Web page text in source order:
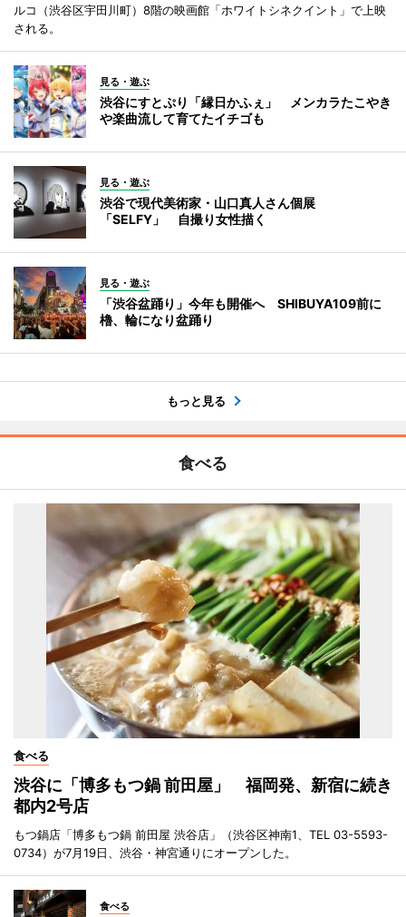
ルコ（渋谷区宇田川町）8階の映画館「ホワイトシネクイント」で上映
される。
見る・遊ぶ
渋谷にすとぷり「縁日かふぇ」 メンカラたこやき
や楽曲流して育てたイチゴも
見る・遊ぶ
渋谷で現代美術家・山口真人さん個展
「SELFY」 自撮り女性描く
見る・遊ぶ
「渋谷盆踊り」今年も開催へ SHIBUYA109前に
櫓、輪になり盆踊り
もっと見る
食べる
食べる
渋谷に「博多もつ鍋 前田屋」 福岡発、新宿に続き
都内2号店
もつ鍋店「博多もつ鍋 前田屋 渋谷店」（渋谷区神南1、TEL 03-5593-
0734）が7月19日、渋谷・神宮通りにオープンした。
食べる